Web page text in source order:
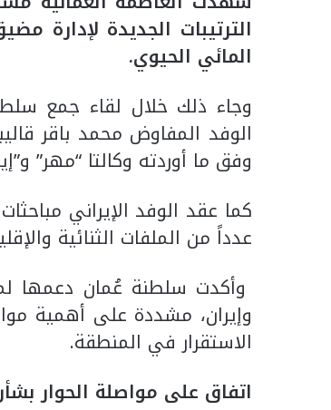
الترتيبات الجديدة لإدارة
المائي الحيوي.
وجاء ذلك خلال لقاء جمع
الوفد المفاوض محمد باقر
وفق ما أوردته وكالتا “مهر”
كما عقد الوفد الإيراني
عدداً من الملفات الثنائية
وأكدت سلطنة عُمان دعمها
وإيران، مشددة على أهمية
الاستقرار في المنطقة.
اتفاق على مواصلة الحوار